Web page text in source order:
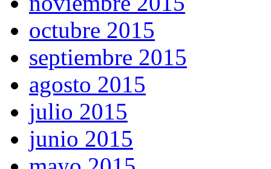
octubre 2015
septiembre 2015
agosto 2015
julio 2015
junio 2015